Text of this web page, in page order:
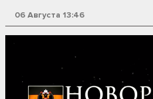
06 Августа 13:46